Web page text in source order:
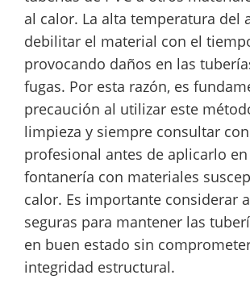
al calor. La alta temperatura del
debilitar el material con el
provocando daños en las
fugas. Por esta razón, es
precaución al utilizar este
limpieza y siempre consultar
profesional antes de aplicarlo
fontanería con materiales
calor. Es importante considerar
seguras para mantener las
en buen estado sin
integridad estructural.